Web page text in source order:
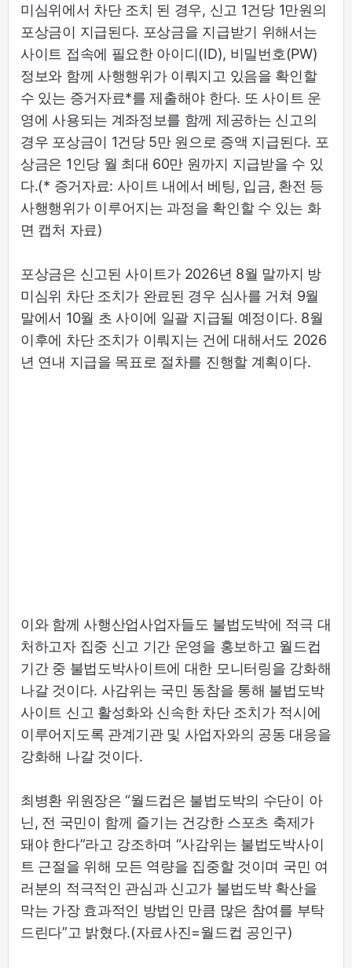
미심위에서 차단 조치 된 경우, 신고 1건당 1만원의
포상금이 지급된다. 포상금을 지급받기 위해서는
사이트 접속에 필요한 아이디(ID), 비밀번호(PW)
정보와 함께 사행행위가 이뤄지고 있음을 확인할
수 있는 증거자료*를 제출해야 한다. 또 사이트 운
영에 사용되는 계좌정보를 함께 제공하는 신고의
경우 포상금이 1건당 5만 원으로 증액 지급된다. 포
상금은 1인당 월 최대 60만 원까지 지급받을 수 있
다.(* 증거자료: 사이트 내에서 베팅, 입금, 환전 등
사행행위가 이루어지는 과정을 확인할 수 있는 화
면 캡처 자료)
포상금은 신고된 사이트가 2026년 8월 말까지 방
미심위 차단 조치가 완료된 경우 심사를 거쳐 9월
말에서 10월 초 사이에 일괄 지급될 예정이다. 8월
이후에 차단 조치가 이뤄지는 건에 대해서도 2026
년 연내 지급을 목표로 절차를 진행할 계획이다.
이와 함께 사행산업사업자들도 불법도박에 적극 대
처하고자 집중 신고 기간 운영을 홍보하고 월드컵
기간 중 불법도박사이트에 대한 모니터링을 강화해
나갈 것이다. 사감위는 국민 동참을 통해 불법도박
사이트 신고 활성화와 신속한 차단 조치가 적시에
이루어지도록 관계기관 및 사업자와의 공동 대응을
강화해 나갈 것이다.
최병환 위원장은 “월드컵은 불법도박의 수단이 아
닌, 전 국민이 함께 즐기는 건강한 스포츠 축제가
돼야 한다”라고 강조하며 “사감위는 불법도박사이
트 근절을 위해 모든 역량을 집중할 것이며 국민 여
러분의 적극적인 관심과 신고가 불법도박 확산을
막는 가장 효과적인 방법인 만큼 많은 참여를 부탁
드린다”고 밝혔다.(자료사진=월드컵 공인구)